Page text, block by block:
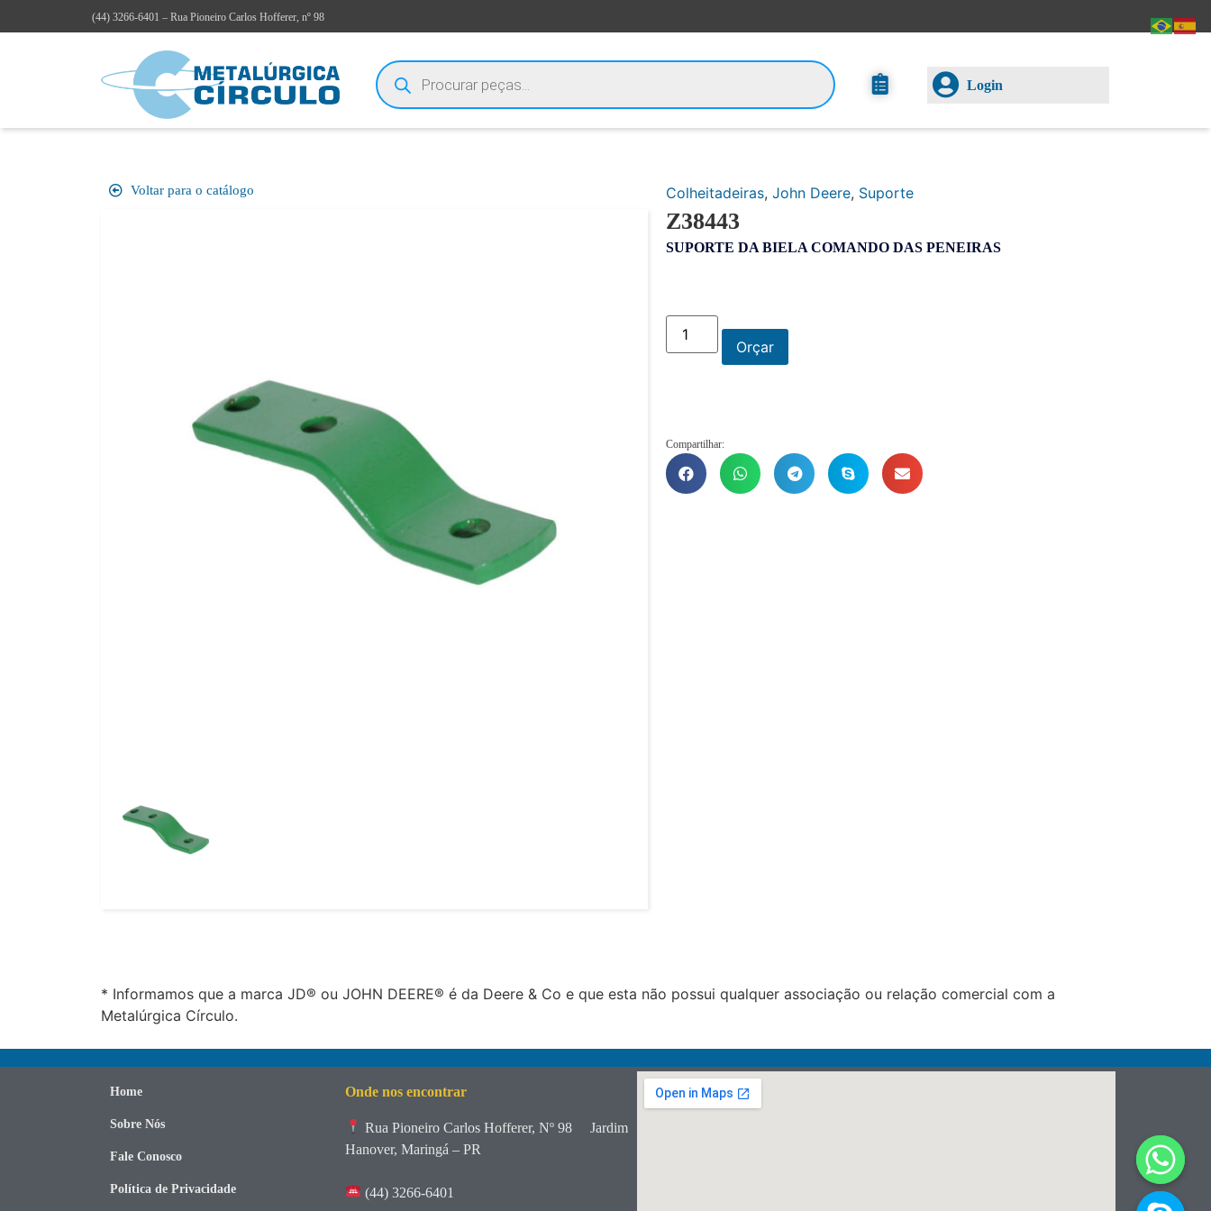
(44) 3266-6401 – Rua Pioneiro Carlos Hofferer, nº 98
Login
Voltar para o catálogo Colheitadeiras, John Deere, Suporte
Z38443
SUPORTE DA BIELA COMANDO DAS PENEIRAS
Orçar
Compartilhar:
* Informamos que a marca JD® ou JOHN DEERE® é da Deere & Co e que esta não possui qualquer associação ou relação comercial com a
Metalúrgica Círculo.
Home
Sobre Nós
Fale Conosco
Política de Privacidade
Onde nos encontrar
Rua Pioneiro Carlos Hofferer, Nº 98
Jardim
Hanover, Maringá – PR
(44) 3266-6401